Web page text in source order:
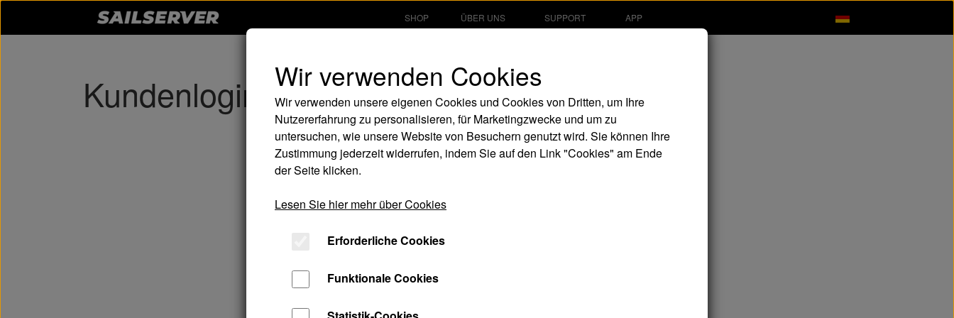
SHOP ÜBER UNS SUPPORT APP
Kundenlogin
Email
Passwort
Eingeloggt bleiben
Wir verwenden Cookies
Wir verwenden unsere eigenen Cookies und Cookies von Dritten, um Ihre
Nutzererfahrung zu personalisieren, für Marketingzwecke und um zu
untersuchen, wie unsere Website von Besuchern genutzt wird. Sie können Ihre
Zustimmung jederzeit widerrufen, indem Sie auf den Link "Cookies" am Ende
der Seite klicken.
Lesen Sie hier mehr über Cookies
Erforderliche Cookies
Funktionale Cookies